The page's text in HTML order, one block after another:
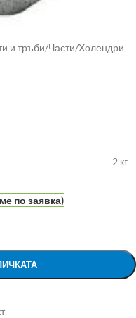
и тръби/Части/Холендри
2 кг
по заявка)